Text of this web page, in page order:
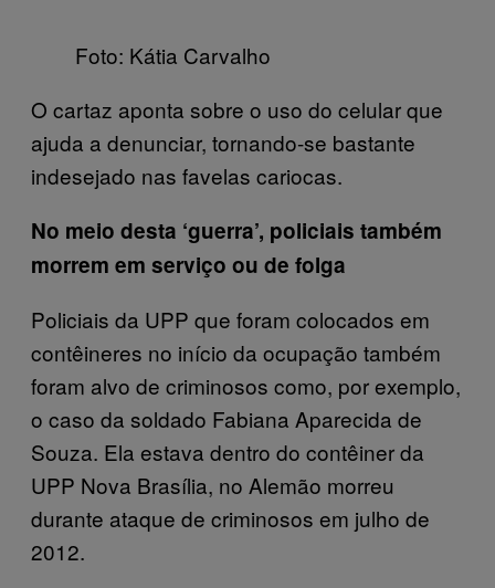
Foto: Kátia Carvalho
O cartaz aponta sobre o uso do celular que
ajuda a denunciar, tornando-se bastante
indesejado nas favelas cariocas.
No meio desta ‘guerra’, policiais também
morrem em serviço ou de folga
Policiais da UPP que foram colocados em
contêineres no início da ocupação também
foram alvo de criminosos como, por exemplo,
o caso da soldado Fabiana Aparecida de
Souza. Ela estava dentro do contêiner da
UPP Nova Brasília, no Alemão morreu
durante ataque de criminosos em julho de
2012.